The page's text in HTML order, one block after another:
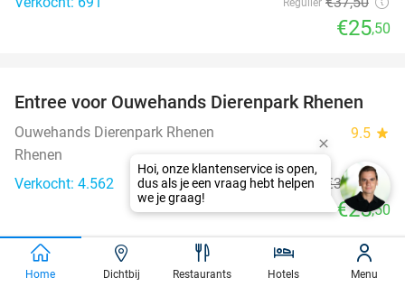
€25,50
19%
Entree voor Ouwehands Dierenpark Rhenen
Ouwehands Dierenpark Rhenen 9.5 star
Rhenen
Verkocht: 4.562
Regulier €31,50
€25,50
favorite_border
Home Dichtbij Restaurants Hotels Menu
Hoi, onze klantenservice is open,
dus als je een vraag hebt helpen
we je graag!